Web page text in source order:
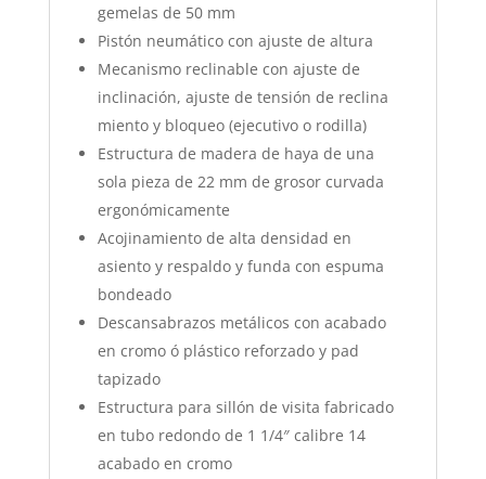
gemelas de 50 mm
Pistón neumático con ajuste de altura
Mecanismo reclinable con ajuste de
inclinación, ajuste de tensión de reclina
miento y bloqueo (ejecutivo o rodilla)
Estructura de madera de haya de una
sola pieza de 22 mm de grosor curvada
ergonómicamente
Acojinamiento de alta densidad en
asiento y respaldo y funda con espuma
bondeado
Descansabrazos metálicos con acabado
en cromo ó plástico reforzado y pad
tapizado
Estructura para sillón de visita fabricado
en tubo redondo de 1 1/4″ calibre 14
acabado en cromo